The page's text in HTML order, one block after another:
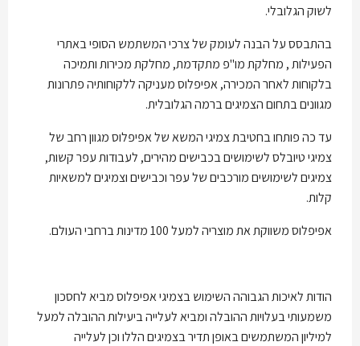
לשוק הגלובלי.
בהתבסס על הבנה לעומק של צרכי המשתמש הסופי באתרי
הפעילות , מחלקת מו"פ מתקדמת, מחלקת מכירות ותמיכה
בלקוחות לאחר המכירה, אפיפלוס מעניקה ללקוחותיה פתרונות
מגוונים בתחום הצמיגים ברמה הגלובלית.
עד כה פותחו בחטיבת צמיגי המשא של אפיפלוס מגוון רחב של
צמיגי טיובלס לשימושים בכבישים מהירים, לעבודות עפר קשות,
צמיגים לשימושים מורכבים של עפר וכבישים וצמיגים למשאיות
קלות.
אפיפלוס משווקת את מוצריה למעל 100 מדינות ברחבי העולם.
הודות לאיכות הגבוהה השימוש בצמיגי אפיפלוס מביא לחסכון
משמעותי בעלויות ההובלה ומביא לעלייה ביעילות ההובלה למעל
למיליון המשתמשים באופן תדיר בצמיגים הללו וכן לעלייה